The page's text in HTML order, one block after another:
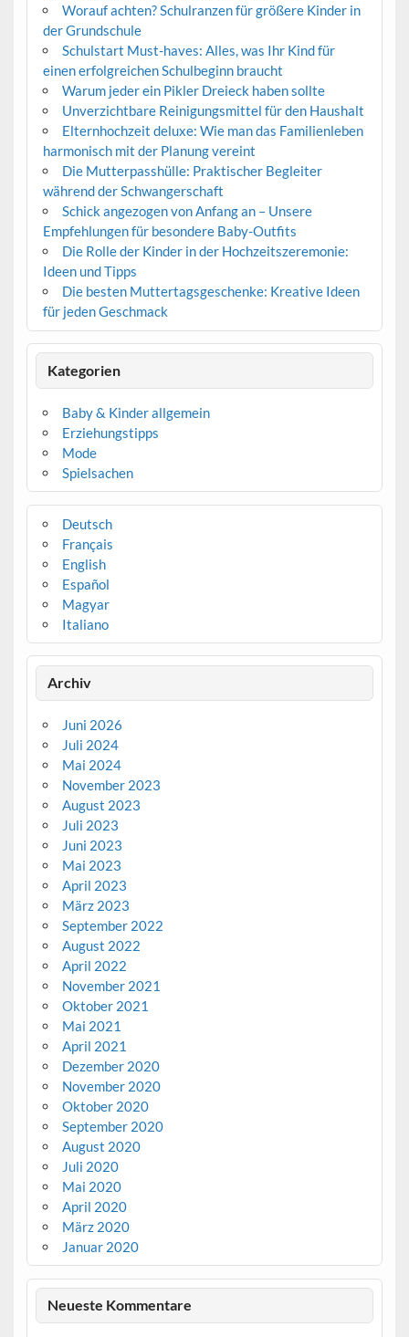
Worauf achten? Schulranzen für größere Kinder in
der Grundschule
Schulstart Must-haves: Alles, was Ihr Kind für
einen erfolgreichen Schulbeginn braucht
Warum jeder ein Pikler Dreieck haben sollte
Unverzichtbare Reinigungsmittel für den Haushalt
Elternhochzeit deluxe: Wie man das Familienleben
harmonisch mit der Planung vereint
Die Mutterpasshülle: Praktischer Begleiter
während der Schwangerschaft
Schick angezogen von Anfang an – Unsere
Empfehlungen für besondere Baby-Outfits
Die Rolle der Kinder in der Hochzeitszeremonie:
Ideen und Tipps
Die besten Muttertagsgeschenke: Kreative Ideen
für jeden Geschmack
Kategorien
Baby & Kinder allgemein
Erziehungstipps
Mode
Spielsachen
Deutsch
Français
English
Español
Magyar
Italiano
Archiv
Juni 2026
Juli 2024
Mai 2024
November 2023
August 2023
Juli 2023
Juni 2023
Mai 2023
April 2023
März 2023
September 2022
August 2022
April 2022
November 2021
Oktober 2021
Mai 2021
April 2021
Dezember 2020
November 2020
Oktober 2020
September 2020
August 2020
Juli 2020
Mai 2020
April 2020
März 2020
Januar 2020
Neueste Kommentare